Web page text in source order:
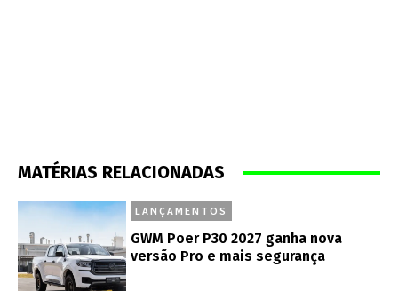
MATÉRIAS RELACIONADAS
LANÇAMENTOS
GWM Poer P30 2027 ganha nova
versão Pro e mais segurança